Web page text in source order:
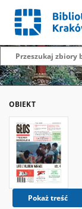
OBIEKT
Pokaż treść